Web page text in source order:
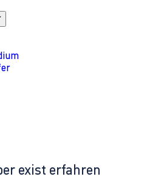
exist erfahren